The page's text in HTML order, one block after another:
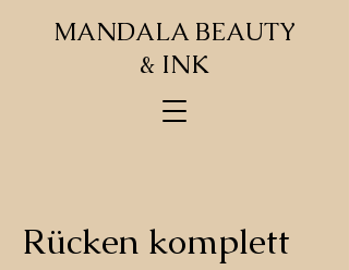
MANDALA BEAUTY
& INK
Rücken komplett